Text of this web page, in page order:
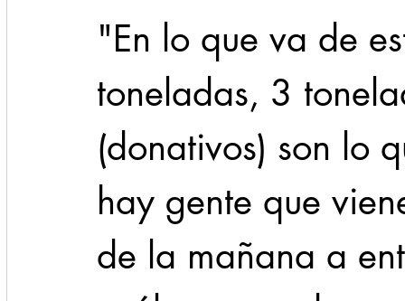
"En lo que va de
toneladas, 3
(donativos) son lo
hay gente que
de la mañana a